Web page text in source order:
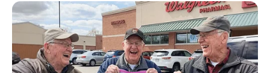
Fonte:mimodepapel